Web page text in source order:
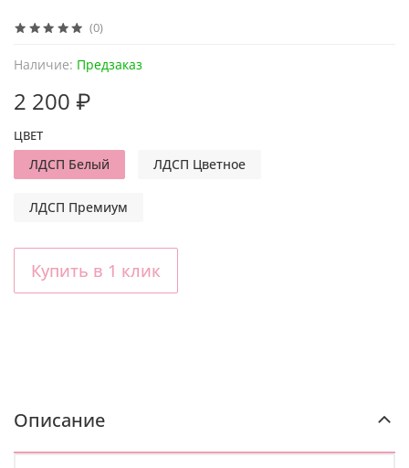
(0)
Наличие: Предзаказ
2 200 ₽
Купить в 1 клик
ЦВЕТ
ЛДСП Белый ЛДСП Цветное
ЛДСП Премиум
Описание